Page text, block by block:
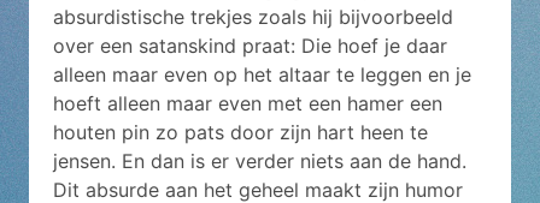
absurdistische trekjes zoals hij bijvoorbeeld
over een satanskind praat: Die hoef je daar
alleen maar even op het altaar te leggen en je
hoeft alleen maar even met een hamer een
houten pin zo pats door zijn hart heen te
jensen. En dan is er verder niets aan de hand.
Dit absurde aan het geheel maakt zijn humor